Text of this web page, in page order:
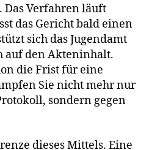
Das Verfahren läuft
das Gericht bald einen
sich das Jugendamt
auf den Akteninhalt.
die Frist für eine
Sie nicht mehr nur
sondern gegen
dieses Mittels. Eine